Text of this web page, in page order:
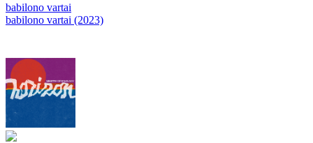
babilono vartai
babilono vartai (2023)